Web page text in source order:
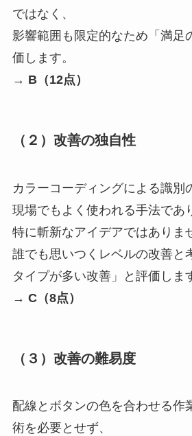
ではなく、
影響範囲も限定的なため「満足
価します。
→ B（12点）
（２）改善の独自性
カラーコーディングによる識別
現場でもよく使われる手法であ
特に斬新なアイデアではありま
誰でも思いつくレベルの改善と
タイプが多い改善」と評価しま
→ C（8点）
（３）改善の難易度
配線とボタンの色を合わせる作
術を必要とせず、